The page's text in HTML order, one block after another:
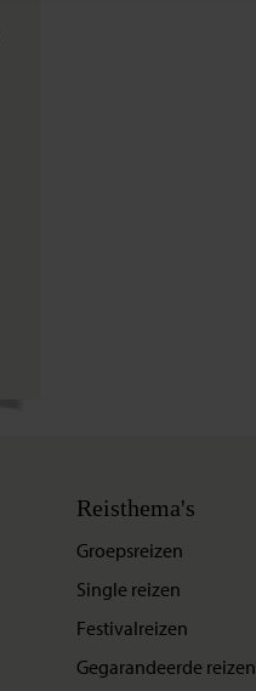
Reisthema's
Groepsreizen
Single reizen
Festivalreizen
Gegarandeerde reizen